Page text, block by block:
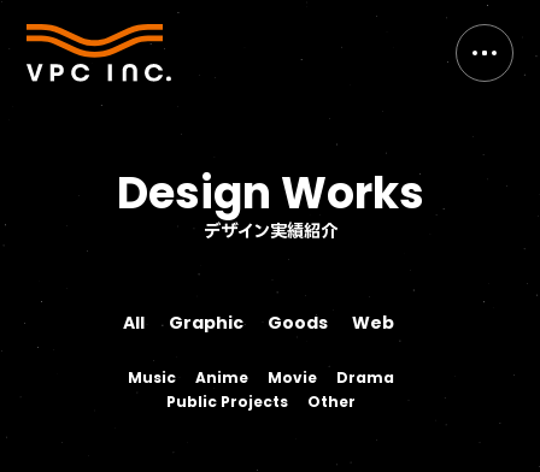
デザイン実績紹介
Design Works
All Graphic Goods Web
Music
Music
Anime
Anime
Movie
Movie
Drama
Drama
Public Projects Other